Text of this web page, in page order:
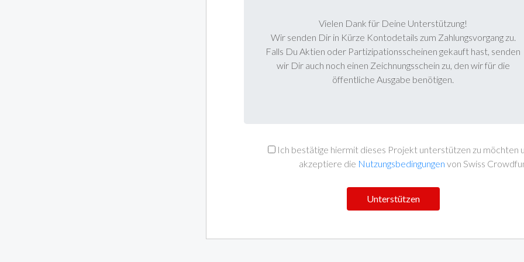
Vielen Dank für Deine Unterstützung!
Wir senden Dir in Kürze Kontodetails zum Zahlungsvorgang zu.
Falls Du Aktien oder Partizipationsscheinen gekauft hast, senden
wir Dir auch noch einen Zeichnungsschein zu, den wir für die
öffentliche Ausgabe benötigen.
Ich bestätige hiermit dieses Projekt unterstützen zu möchten
akzeptiere die Nutzungsbedingungen von Swiss